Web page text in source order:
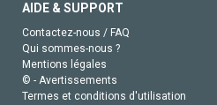
AIDE & SUPPORT
Contactez-nous / FAQ
Qui sommes-nous ?
Mentions légales
© - Avertissements
Termes et conditions d'utilisation